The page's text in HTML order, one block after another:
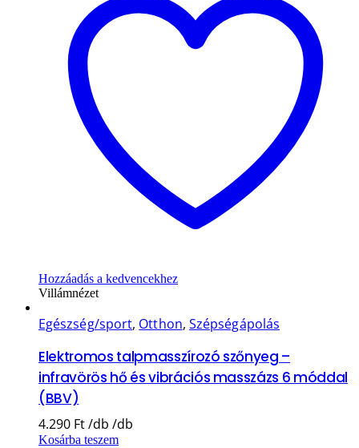
Hozzáadás a kedvencekhez
Villámnézet
Egészség/sport, Otthon, Szépségápolás
Elektromos talpmasszírozó szőnyeg –
infravörös hő és vibrációs masszázs 6 móddal
(BBV)
4.290 Ft
Kosárba teszem